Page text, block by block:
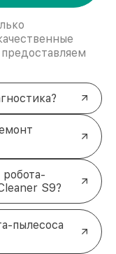
S9?
пылесоса